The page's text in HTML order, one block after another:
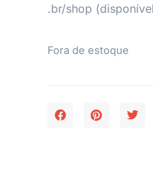
.br/shop
Fora de estoque